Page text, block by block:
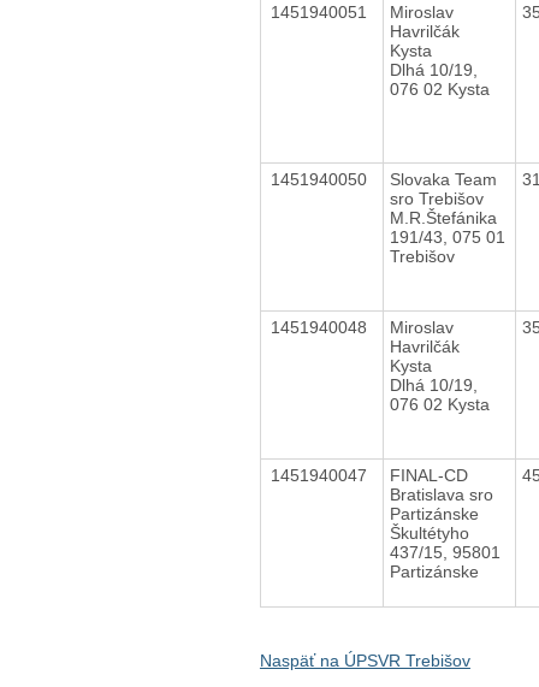
1451940051
Miroslav
Havrilčák
Kysta
Dlhá 10/19,
076 02 Kysta
1451940050
Slovaka Team
sro Trebišov
M.R.Štefánika
191/43, 075 01
Trebišov
1451940048
Miroslav
Havrilčák
Kysta
Dlhá 10/19,
076 02 Kysta
1451940047
FINAL-CD
Bratislava sro
Partizánske
Škultétyho
437/15, 95801
Partizánske
Naspäť na ÚPSVR Trebišov